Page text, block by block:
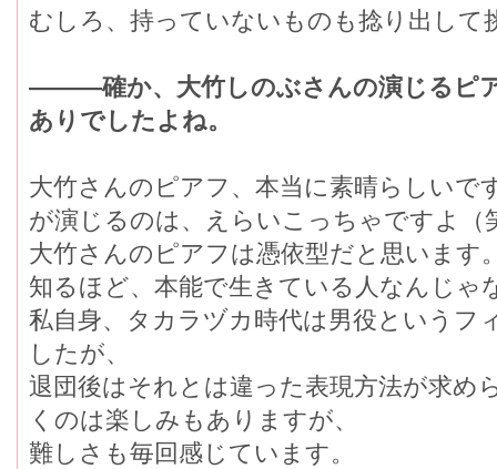
むしろ、持っていないものも捻り出し
―――確か、大竹しのぶさんの演じるピ
ありでしたよね。
大竹さんのピアフ、本当に素晴らしいで
が演じるのは、えらいこっちゃですよ（
大竹さんのピアフは憑依型だと思います
知るほど、本能で生きている人なんじゃ
私自身、タカラヅカ時代は男役というフ
したが、
退団後はそれとは違った表現方法が求め
くのは楽しみもありますが、
難しさも毎回感じています。